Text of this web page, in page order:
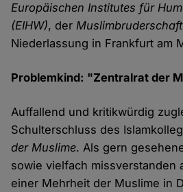
Europäischen Institutes für
(EIHW), derMuslimbruderschaft
Niederlassung in Frankfurt am
Problemkind: "Zentralrat der
Auffallend und kritikwürdig
Schulterschluss des
der Muslime. Als gern
sowie vielfach missverstanden
einer Mehrheit der Muslime in